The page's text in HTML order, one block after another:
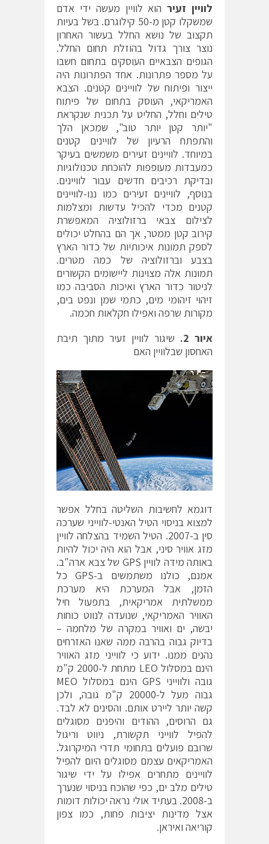
לוויין זעירהוא לוויין מעשה ידי אדם
שמשקלו קטן מ-50 קילוגרם. בשל בעיות
תקצוב של נושא החלל בעשור האחרון
נוצר צורך גדול בהוזלת תחום החלל.
הגופים הצבאיים העוסקים בתחום חשבו
על מספר פתרונות. אחד הפתרונות היה
ייצור ופיתוח של לוויינים קטנים. הצבא
האמריקאי, העוסק בתחום של פיתוח
טילים וחלל, החליט על תכנית שנקראת
"יותר קטן יותר טוב", שמכאן הלך
והתפתח הרעיון של לוויינים קטנים
במיוחד. לוויינים זעירים משמשים בעיקר
כמעבדות מעופפות להוכחת טכנולוגיות
ובדיקת רכיבים חדשים עבור לוויינים.
בנוסף, לוויינים זעירים כמו ננו-לוויינים
קטנים מכדי להכיל עדשות ומצלמות
לצילום צבאי ברזולוציה המאפשרת
קירוב קטן ממטר, אך הם בהחלט יכולים
לספק תמונות איכותיות של כדור הארץ
בצבע וברזולוציה של כמה מטרים.
תמונות אלה מצוינות ליישומים הקשורים
לניטור כדור הארץ ואיכות הסביבה כמו
זיהוי זיהומי מים, כתמי שמן ונפט בים,
מקורות שרפה ואפילו חקלאות חכמה.
איור 2
. שיגור לוויין זעיר מתוך תיבת
האחסון שבלוויין האם
דוגמא לחשיבות השליטה בחלל אפשר
למצוא בניסוי הטיל האנטי-לווייני שערכה
סין ב-2007. הטיל השמיד בהצלחה לוויין
מזג אוויר סיני, אבל הוא היה יכול להיות
באותה מידה לוויין GPS של צבא ארה"ב.
אמנם, כולנו משתמשים ב-GPS כל
הזמן, אבל המערכת היא מערכת
ממשלתית אמריקאית, בתפעול חיל
האוויר האמריקאי, שנועדה לנווט כוחות
יבשה, ים ואוויר במקרה של מלחמה –
בדיוק גבוה בהרבה ממה שאנו האזרחים
נהנים ממנו. ידוע כי לווייני מזג האוויר
הינם במסלול LEO מתחת ל-2000 ק"מ
גובה ולווייני GPS הינם במסלול MEO
גבוה מעל ל-20000 ק"מ גובה, ולכן
קשה יותר ליירט אותם. והסינים לא לבד.
גם הרוסים, ההודים והיפנים מסוגלים
להפיל לווייני תקשורת, ניווט וריגול
שרובם פועלים בתחומי תדרי המיקרוגל.
האמריקאים עצמם מסוגלים היום להפיל
לוויינים מתחרים אפילו על ידי שיגור
טילים מלב ים, כפי שהוכח בניסוי שנערך
ב-2008. בעתיד אולי נראה יכולות דומות
אצל מדינות יציבות פחות, כמו צפון
קוריאה ואיראן.